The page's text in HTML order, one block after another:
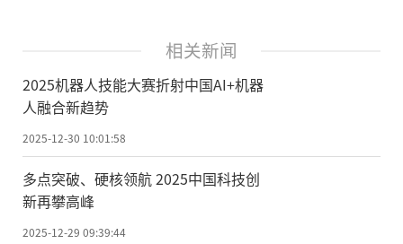
相关新闻
2025机器人技能大赛折射中国AI+机器
人融合新趋势
2025-12-30 10:01:58
多点突破、硬核领航 2025中国科技创
新再攀高峰
2025-12-29 09:39:44